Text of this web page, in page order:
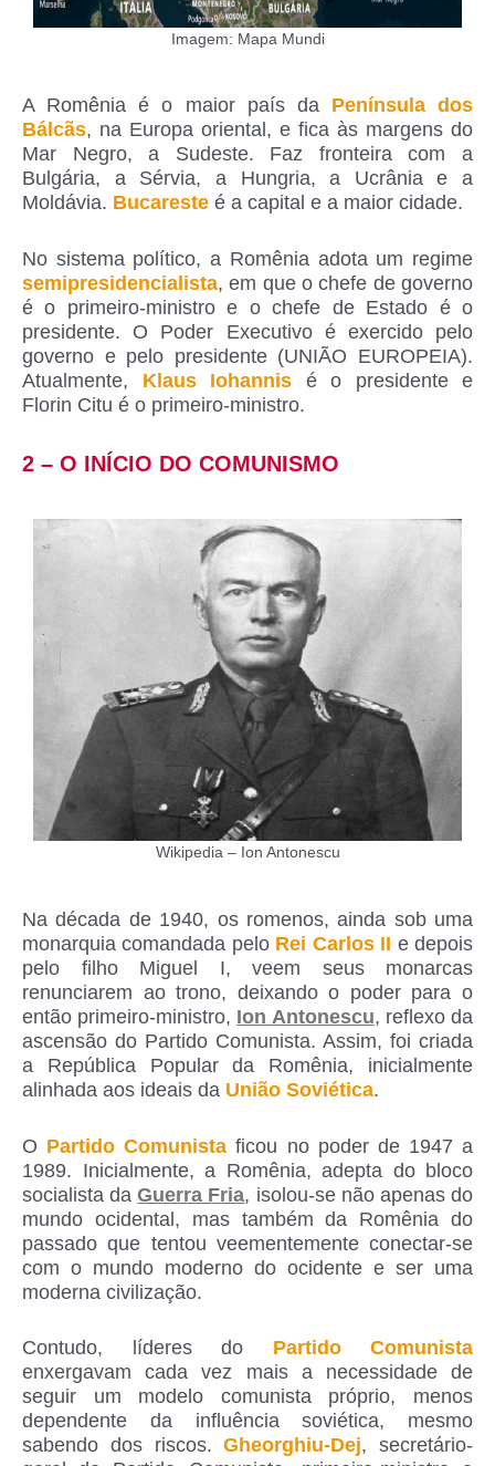
Imagem: Mapa Mundi
A Romênia é o maior país da Península dos
Bálcãs, na Europa oriental, e fica às margens do
Mar Negro, a Sudeste. Faz fronteira com a
Bulgária, a Sérvia, a Hungria, a Ucrânia e a
Moldávia. Bucareste é a capital e a maior cidade.
No sistema político, a Romênia adota um regime
semipresidencialista, em que o chefe de governo
é o primeiro-ministro e o chefe de Estado é o
presidente. O Poder Executivo é exercido pelo
governo e pelo presidente (UNIÃO EUROPEIA).
Atualmente, Klaus Iohannis é o presidente e
Florin Citu é o primeiro-ministro.
2 – O INÍCIO DO COMUNISMO
Wikipedia – Ion Antonescu
Na década de 1940, os romenos, ainda sob uma
monarquia comandada pelo Rei Carlos II e depois
pelo filho Miguel I, veem seus monarcas
renunciarem ao trono, deixando o poder para o
então primeiro-ministro, Ion Antonescu, reflexo da
ascensão do Partido Comunista. Assim, foi criada
a República Popular da Romênia, inicialmente
alinhada aos ideais da União Soviética.
O Partido Comunista ficou no poder de 1947 a
1989. Inicialmente, a Romênia, adepta do bloco
socialista daGuerra Fria, isolou-se não apenas do
mundo ocidental, mas também da Romênia do
passado que tentou veementemente conectar-se
com o mundo moderno do ocidente e ser uma
moderna civilização.
Contudo, líderes do Partido Comunista
enxergavam cada vez mais a necessidade de
seguir um modelo comunista próprio, menos
dependente da influência soviética, mesmo
sabendo dos riscos.Gheorghiu-Dej, secretário-